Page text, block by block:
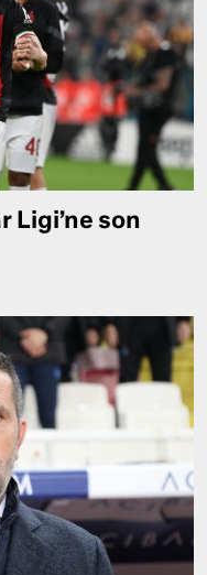
Ligi’ne son